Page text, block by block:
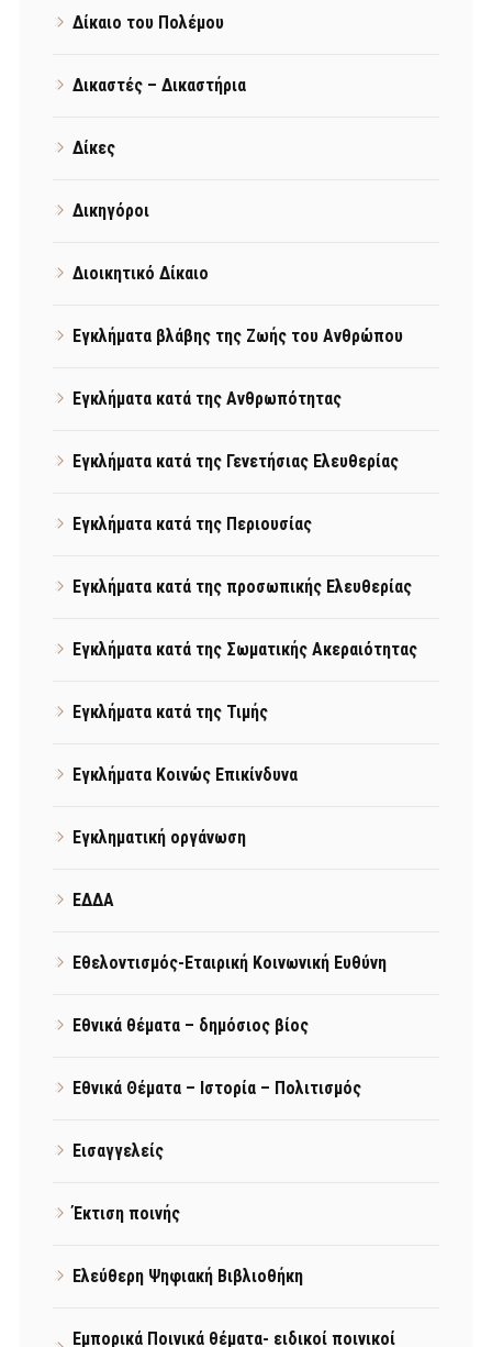
Δίκαιο του Πολέμου
Δικαστές – Δικαστήρια
Δίκες
Δικηγόροι
Διοικητικό Δίκαιο
Εγκλήματα βλάβης της Ζωής του Ανθρώπου
Εγκλήματα κατά της Ανθρωπότητας
Εγκλήματα κατά της Γενετήσιας Ελευθερίας
Εγκλήματα κατά της Περιουσίας
Εγκλήματα κατά της προσωπικής Ελευθερίας
Εγκλήματα κατά της Σωματικής Ακεραιότητας
Εγκλήματα κατά της Τιμής
Εγκλήματα Κοινώς Επικίνδυνα
Εγκληματική οργάνωση
ΕΔΔΑ
Εθελοντισμός-Εταιρική Κοινωνική Ευθύνη
Εθνικά θέματα – δημόσιος βίος
Εθνικά Θέματα – Ιστορία – Πολιτισμός
Εισαγγελείς
Έκτιση ποινής
Ελεύθερη Ψηφιακή Βιβλιοθήκη
Εμπορικά Ποινικά θέματα- ειδικοί ποινικοί